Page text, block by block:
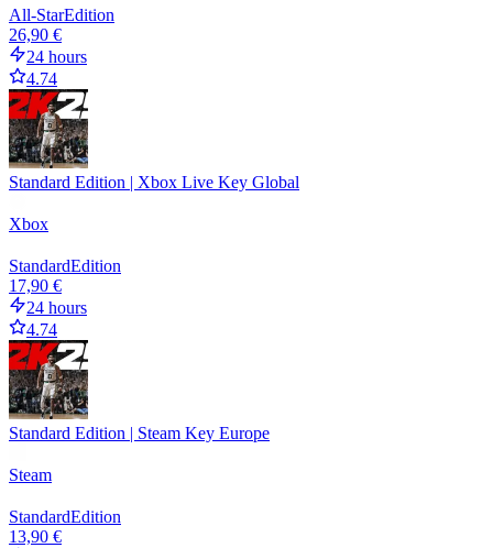
All-StarEdition
26,90 €
24 hours
4.74
Standard Edition | Xbox Live Key Global
Xbox
StandardEdition
17,90 €
24 hours
4.74
Standard Edition | Steam Key Europe
Steam
StandardEdition
13,90 €